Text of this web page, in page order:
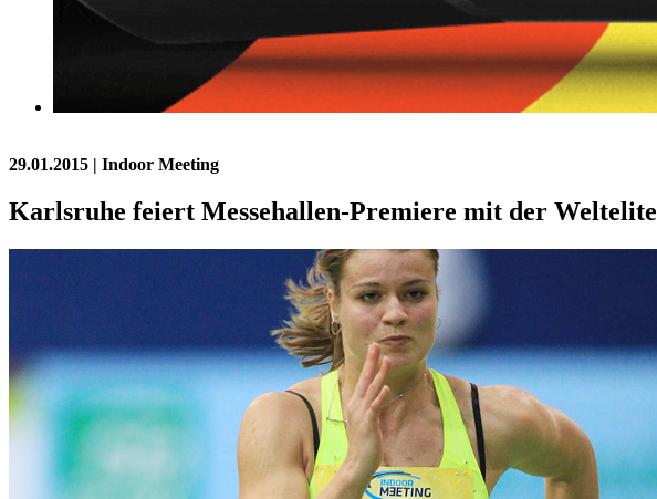
29.01.2015 | Indoor Meeting
Karlsruhe feiert Messehallen-Premiere mit der Weltelite